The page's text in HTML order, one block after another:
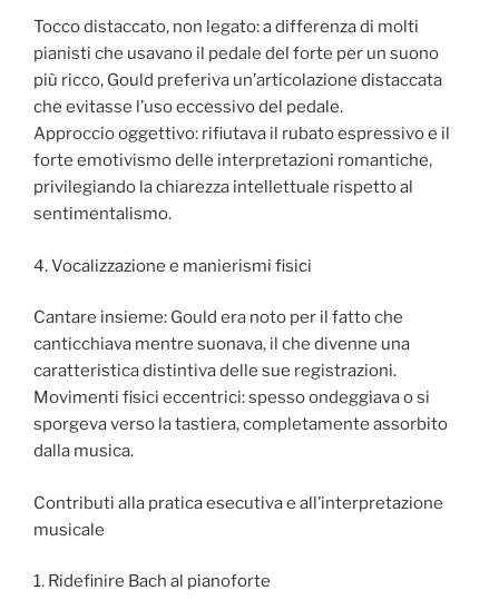
Tocco distaccato, non legato: a differenza di molti
pianisti che usavano il pedale del forte per un suono
più ricco, Gould preferiva un’articolazione distaccata
che evitasse l’uso eccessivo del pedale.
Approccio oggettivo: rifiutava il rubato espressivo e il
forte emotivismo delle interpretazioni romantiche,
privilegiando la chiarezza intellettuale rispetto al
sentimentalismo.
4. Vocalizzazione e manierismi fisici
Cantare insieme: Gould era noto per il fatto che
canticchiava mentre suonava, il che divenne una
caratteristica distintiva delle sue registrazioni.
Movimenti fisici eccentrici: spesso ondeggiava o si
sporgeva verso la tastiera, completamente assorbito
dalla musica.
Contributi alla pratica esecutiva e all’interpretazione
musicale
1. Ridefinire Bach al pianoforte